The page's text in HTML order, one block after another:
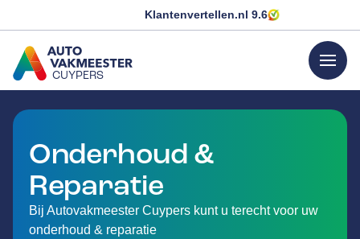
Klantenvertellen.nl 9.6
CUYPERS
GA NAAR DE HOMEPAGINA
menu
Onderhoud &
Reparatie
Bij Autovakmeester Cuypers kunt u terecht voor uw
onderhoud & reparatie